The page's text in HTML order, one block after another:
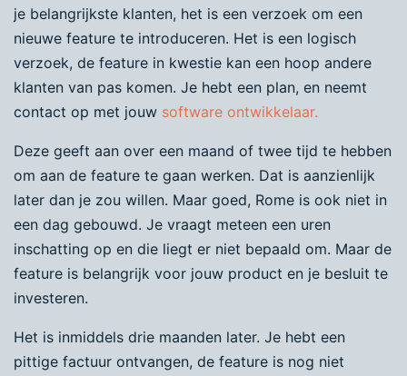
je belangrijkste klanten, het is een verzoek om een
nieuwe feature te introduceren. Het is een logisch
verzoek, de feature in kwestie kan een hoop andere
klanten van pas komen. Je hebt een plan, en neemt
contact op met jouw software ontwikkelaar.
Deze geeft aan over een maand of twee tijd te hebben
om aan de feature te gaan werken. Dat is aanzienlijk
later dan je zou willen. Maar goed, Rome is ook niet in
een dag gebouwd. Je vraagt meteen een uren
inschatting op en die liegt er niet bepaald om. Maar de
feature is belangrijk voor jouw product en je besluit te
investeren.
Het is inmiddels drie maanden later. Je hebt een
pittige factuur ontvangen, de feature is nog niet